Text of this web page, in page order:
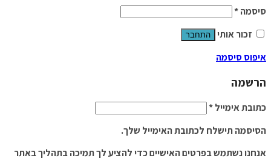
סיסמה*
זכור אותי
התחבר
איפוס סיסמה
הרשמה
כתובת אימייל*
הסיסמה תישלח לכתובת האימייל שלך.
אנחנו נשתמש בפרטים האישיים כדי להציע לך תמיכה בתהליך באתר